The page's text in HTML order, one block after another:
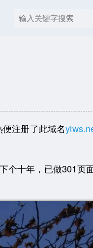
便注册了此域名
十年，已做301页